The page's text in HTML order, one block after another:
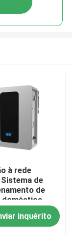
à rede
de
de
doméstica
Bateria
inquérito